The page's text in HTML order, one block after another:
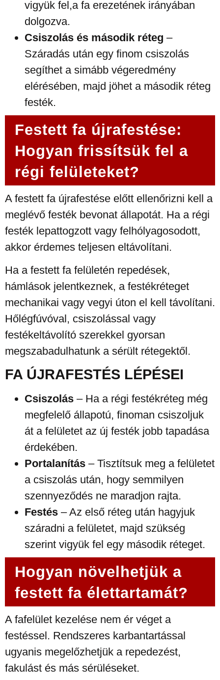
vigyük fel,a fa erezetének irányában
dolgozva.
Csiszolás és második réteg –
Száradás után egy finom csiszolás
segíthet a simább végeredmény
elérésében, majd jöhet a második réteg
festék.
Festett fa újrafestése:
Hogyan frissítsük fel a
régi felületeket?
A festett fa újrafestése előtt ellenőrizni kell a
meglévő festék bevonat állapotát. Ha a régi
festék lepattogzott vagy felhólyagosodott,
akkor érdemes teljesen eltávolítani.
Ha a festett fa felületén repedések,
hámlások jelentkeznek, a festékréteget
mechanikai vagy vegyi úton el kell távolítani.
Hőlégfúvóval, csiszolással vagy
festékeltávolító szerekkel gyorsan
megszabadulhatunk a sérült rétegektől.
FA ÚJRAFESTÉS LÉPÉSEI
Csiszolás – Ha a régi festékréteg még
megfelelő állapotú, finoman csiszoljuk
át a felületet az új festék jobb tapadása
érdekében.
Portalanítás – Tisztítsuk meg a felületet
a csiszolás után, hogy semmilyen
szennyeződés ne maradjon rajta.
Festés – Az első réteg után hagyjuk
száradni a felületet, majd szükség
szerint vigyük fel egy második réteget.
Hogyan növelhetjük a
festett fa élettartamát?
A fafelület kezelése nem ér véget a
festéssel. Rendszeres karbantartással
ugyanis megelőzhetjük a repedezést,
fakulást és más sérüléseket.